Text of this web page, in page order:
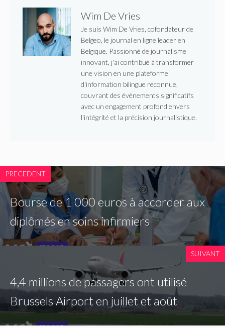
Wim De Vries
Je suis Wim De Vries, cofondateur de
Belgeo, le journal en ligne leader en
Belgique. Passionné de journalisme
innovant, j'ai contribué à transformer
une vision en une plateforme
d'information bilingue reconnue,
couvrant des événements significatifs
avec un engagement profond envers
l'intégrité et la précision journalistique.
PRECEDENT
Bourse de 1 000 euros à accorder aux
diplômés en soins infirmiers
SUIVANT
4,4 millions de passagers ont utilisé
Brussels Airport en juillet et août